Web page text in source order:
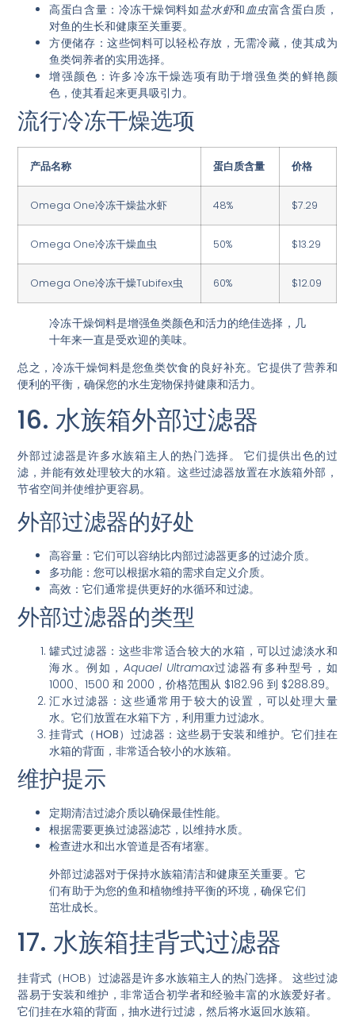
高蛋白含量 ：冷冻干燥饲料如盐水虾和 血虫富含蛋白质，
对鱼的生长和健康至关重要。
方便储存 ：这些饲料可以轻松存放，无需冷藏，使其成为
鱼类饲养者的实用选择。
增强颜色 ：许多冷冻干燥选项有助于增强鱼类的鲜艳颜
色，使其看起来更具吸引力。
流行冷冻干燥选项
产品名称 蛋白质含量 价格
Omega One冷冻干燥盐水虾 48% $7.29
Omega One冷冻干燥血虫 50% $13.29
Omega One冷冻干燥Tubifex虫 60% $12.09
冷冻干燥饲料是增强鱼类颜色和活力的绝佳选择，几
十年来一直是受欢迎的美味。
总之，冷冻干燥饲料是您鱼类饮食的良好补充。它提供了营养和
便利的平衡，确保您的水生宠物保持健康和活力。
16. 水族箱外部过滤器
外部过滤器是许多水族箱主人的热门选择。它们提供出色的过
滤 ，并能有效处理较大的水箱。这些过滤器放置在水族箱外部，
节省空间并使维护更容易。
外部过滤器的好处
高容量 ：它们可以容纳比内部过滤器更多的过滤介质。
多功能 ：您可以根据水箱的需求自定义介质。
高效 ：它们通常提供更好的水循环和过滤。
外部过滤器的类型
罐式过滤器 ：这些非常适合较大的水箱，可以过滤淡水和
海水。例如， Aquael Ultramax过滤器有多种型号，如
1000、1500 和 2000，价格范围从 $182.96 到 $288.89。
汇水过滤器 ：这些通常用于较大的设置，可以处理大量
水。它们放置在水箱下方，利用重力过滤水。
挂背式（HOB）过滤器 ：这些易于安装和维护。它们挂在
水箱的背面，非常适合较小的水族箱。
维护提示
定期清洁过滤介质以确保最佳性能。
根据需要更换过滤器滤芯，以维持水质。
检查进水和出水管道是否有堵塞。
外部过滤器对于保持水族箱清洁和健康至关重要。它
们有助于为您的鱼和植物维持平衡的环境，确保它们
茁壮成长。
17. 水族箱挂背式过滤器
挂背式（HOB）过滤器是许多水族箱主人的热门选择。这些过滤
器易于安装和维护 ，非常适合初学者和经验丰富的水族爱好者。
它们挂在水箱的背面，抽水进行过滤，然后将水返回水族箱。